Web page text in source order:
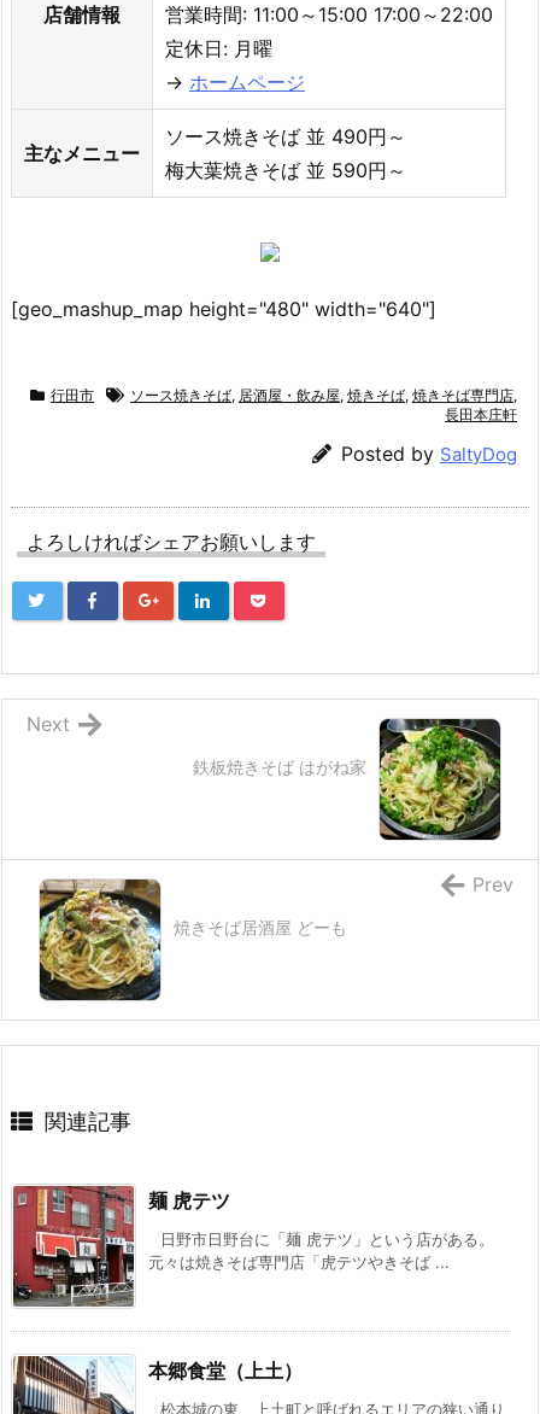
店舗情報
営業時間: 11:00～15:00 17:00～22:00
定休日: 月曜
→ ホームページ
主なメニュー
ソース焼きそば 並 490円～
梅大葉焼きそば 並 590円～
[geo_mashup_map height="480" width="640"]
行田市 ソース焼きそば, 居酒屋・飲み屋, 焼きそば, 焼きそば専門店,
長田本庄軒
Posted by SaltyDog
よろしければシェアお願いします
鉄板焼きそば はがね家
Next
焼きそば居酒屋 どーも
Prev
関連記事
麺 虎テツ
日野市日野台に「麺 虎テツ」という店がある。
元々は焼きそば専門店「虎テツやきそば ...
本郷食堂（上土）
松本城の東、上土町と呼ばれるエリアの狭い通り